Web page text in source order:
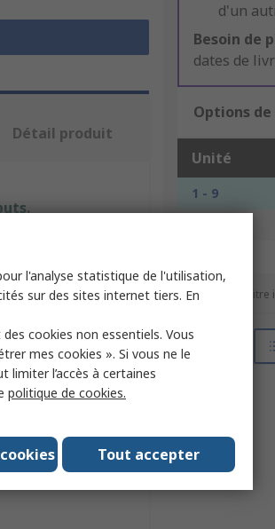
d'un
Besoin de
dates de
Options
Unité
1 - 9
*Prix donné à titre
Détail produit
de fumée
l'analyse statistique de l'utilisation,
sur des sites internet tiers. En
cookies non essentiels. Vous
mes cookies ». Si vous ne le
limiter l’accès à certaines
politique de cookies.
Tout accepter